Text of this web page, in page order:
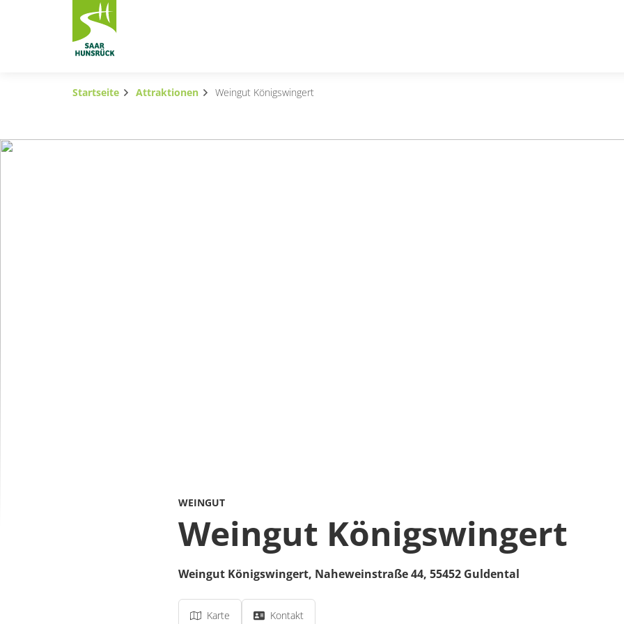
Zum Hauptinhalt springen
Subnavigation umschalten
Startseite Attraktionen Weingut Königswingert
WEINGUT
Weingut Königswingert
Weingut Königswingert, Naheweinstraße 44, 55452 Guldental
Karte Kontakt